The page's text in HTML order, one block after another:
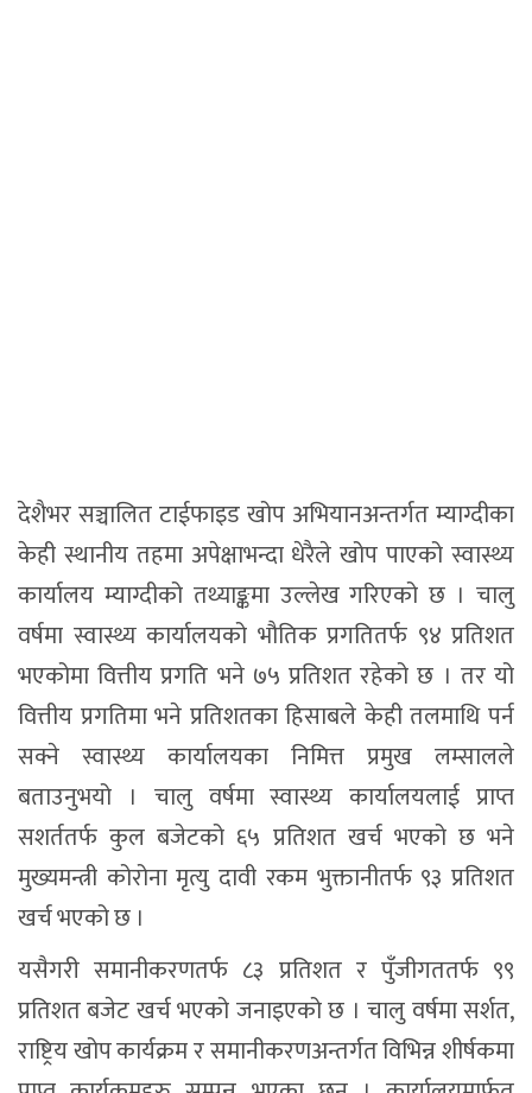
देशैभर सञ्चालित टाईफाइड खोप अभियानअन्तर्गत म्याग्दीका
केही स्थानीय तहमा अपेक्षाभन्दा धेरैले खोप पाएको स्वास्थ्य
कार्यालय म्याग्दीको तथ्याङ्कमा उल्लेख गरिएको छ । चालु
वर्षमा स्वास्थ्य कार्यालयको भौतिक प्रगतितर्फ ९४ प्रतिशत
भएकोमा वित्तीय प्रगति भने ७५ प्रतिशत रहेको छ । तर यो
वित्तीय प्रगतिमा भने प्रतिशतका हिसाबले केही तलमाथि पर्न
सक्ने स्वास्थ्य कार्यालयका निमित्त प्रमुख लम्सालले
बताउनुभयो । चालु वर्षमा स्वास्थ्य कार्यालयलाई प्राप्त
सशर्ततर्फ कुल बजेटको ६५ प्रतिशत खर्च भएको छ भने
मुख्यमन्त्री कोरोना मृत्यु दावी रकम भुक्तानीतर्फ ९३ प्रतिशत
खर्च भएको छ ।
यसैगरी समानीकरणतर्फ ८३ प्रतिशत र पुँजीगततर्फ ९९
प्रतिशत बजेट खर्च भएको जनाइएको छ । चालु वर्षमा सर्शत,
राष्ट्रिय खोप कार्यक्रम र समानीकरणअन्तर्गत विभिन्न शीर्षकमा